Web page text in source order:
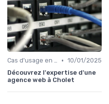
Cas d'usage en entreprise • 10/01/2025
Découvrez l'expertise d'une
agence web à Cholet